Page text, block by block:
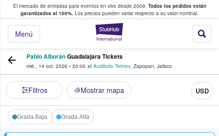
El mercado de entradas para eventos en vivo desde 2009. Todos los pedidos están
garantizados al 100%. Los precios pueden variar respecto a su valor nominal.
StubHub:
Menú
y venta de entradas entre fans
Pablo AlboránGuadalajara Tickets
mié., 14 oct. 2026 • 20:00 at Auditorio Telmex, Zapopan, Jalisco
Filtros Mostrar mapa USD
Grada Baja Grada Alta